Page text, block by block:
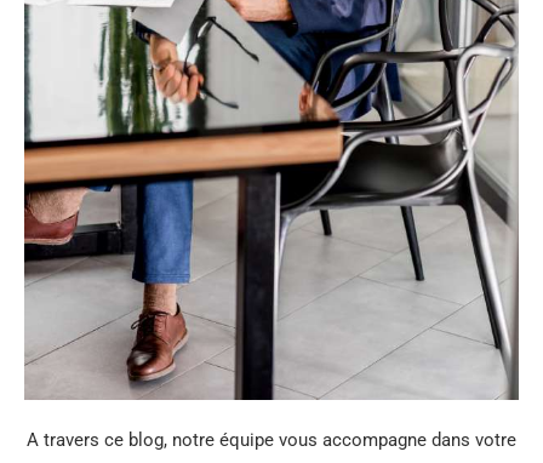
A travers ce blog, notre équipe vous accompagne dans votre